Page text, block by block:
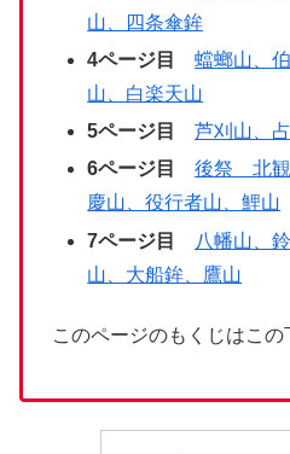
山、四条傘鉾
4ページ目蟷螂山、
山、白楽天山
5ページ目
芦刈山、
6ページ目
後祭 北観
慶山、役行者山、鯉山
7ページ目
八幡山、
山、大船鉾、鷹山
このページのもくじはこの